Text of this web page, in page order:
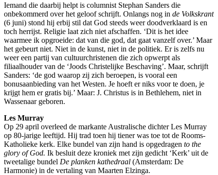
Iemand die daarbij helpt is columnist Stephan Sanders die
onbekommerd over het geloof schrijft. Onlangs nog in de Volkskrant
(6 juni) stond hij erbij stil dat God steeds weer doodverklaard is en
toch herrijst. Religie laat zich niet afschaffen. ‘Dit is het idee
waarmee ik opgroeide: dat van die god, dat gaat vanzelf over.’ Maar
het gebeurt niet. Niet in de kunst, niet in de politiek. Er is zelfs nu
weer een partij van cultuurchristenen die zich opwerpt als
filiaalhouder van de ‘Joods Christelijke Beschaving’. Maar, schrijft
Sanders: ‘de god waarop zij zich beroepen, is vooral een
bonusaanbieding van het Westen. Je hoeft er niks voor te doen, je
krijgt hem er gratis bij.’ Maar: J. Christus is in Bethlehem, niet in
Wassenaar geboren.
Les Murray
Op 29 april overleed de markante Australische dichter Les Murray
op 80-jarige leeftijd. Hij trad toen hij tiener was toe tot de Rooms-
Katholieke kerk. Elke bundel van zijn hand is opgedragen to the
glory of God. Ik besluit deze kroniek met zijn gedicht ‘Kerk’ uit de
tweetalige bundel De planken kathedraal (Amsterdam: De
Harmonie) in de vertaling van Maarten Elzinga.